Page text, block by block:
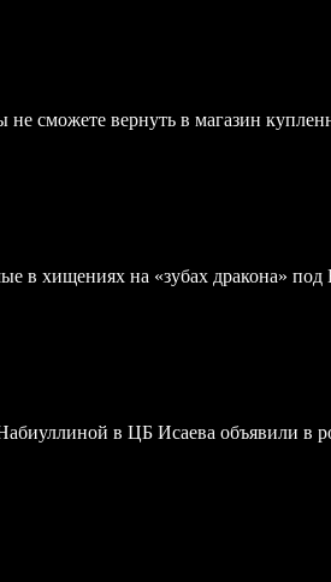
не сможете вернуть в магазин
в хищениях на «зубах дракона»
в ЦБ Исаева объявили в